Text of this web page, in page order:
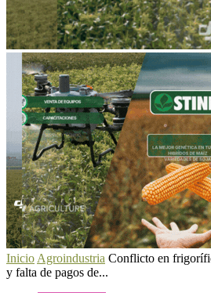
Inicio Agroindustria Conflicto en
y falta de pagos de...